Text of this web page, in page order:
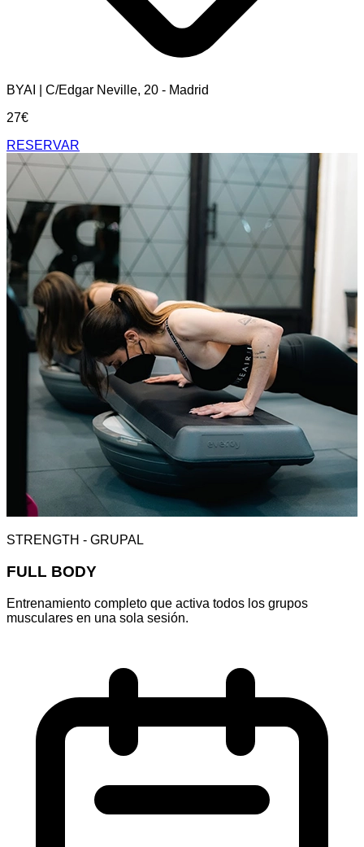
BYAI | C/Edgar Neville, 20 - Madrid
27€
RESERVAR
STRENGTH - GRUPAL
FULL BODY
Entrenamiento completo que activa todos los grupos
musculares en una sola sesión.